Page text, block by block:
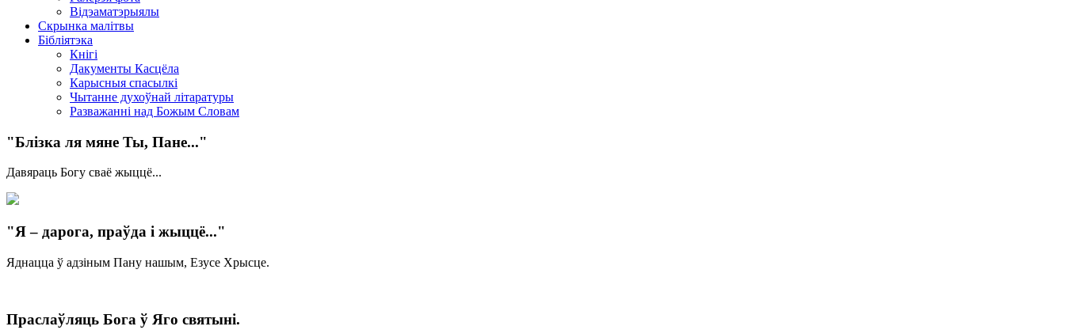
Відэаматэрыялы
Скрынка малітвы
Бібліятэка
Кнігі
Дакументы Касцёла
Карысныя спасылкі
Чытанне духоўнай літаратуры
Разважанні над Божым Словам
"Блізка ля мяне Ты, Пане..."
Давяраць Богу сваё жыццё...
"Я – дарога, праўда і жыццё..."
Яднацца ў адзіным Пану нашым, Езусе Хрысце.
Праслаўляць Бога ў Яго святыні.